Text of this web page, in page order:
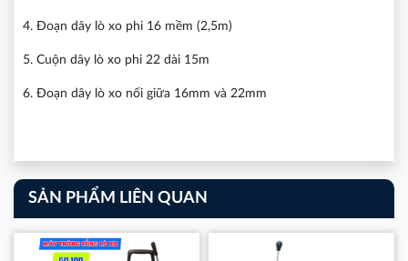
4. Đoạn dây lò xo phi 16 mềm (2,5m)
5. Cuộn dây lò xo phi 22 dài 15m
6. Đoạn dây lò xo nối giữa 16mm và 22mm
SẢN PHẨM LIÊN QUAN